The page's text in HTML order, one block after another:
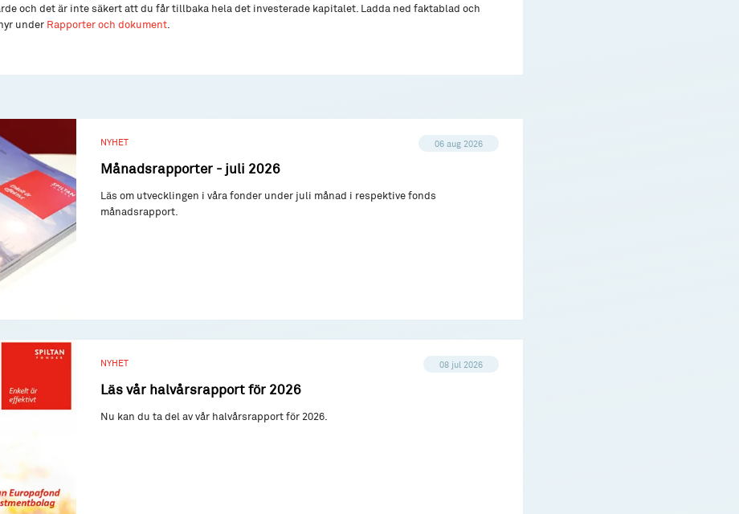
och det är inte säkert att du får tillbaka hela det investerade kapitalet. Ladda ned faktablad och
under Rapporter och dokument.
NYHET 06 aug 2026
Månadsrapporter - juli 2026
Läs om utvecklingen i våra fonder under juli månad i respektive fonds
månadsrapport.
NYHET 08 jul 2026
Läs vår halvårsrapport för 2026
Nu kan du ta del av vår halvårsrapport för 2026.